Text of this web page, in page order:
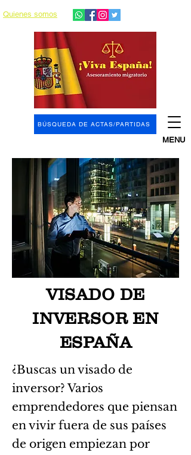
Quienes somos
BÚSQUEDA DE ACTAS/PARTIDAS
MENU
VISADO DE
INVERSOR EN
ESPAÑA
¿Buscas un visado de
inversor? Varios
emprendedores que piensan
en vivir fuera de sus países
de origen empiezan por